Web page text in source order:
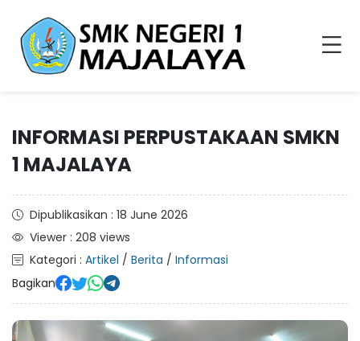
INFORMASI PERPUSTAKAAN SMKN
1 MAJALAYA
Dipublikasikan : 18 June 2026
Viewer : 208 views
Kategori : Artikel / Berita / Informasi
Bagikan